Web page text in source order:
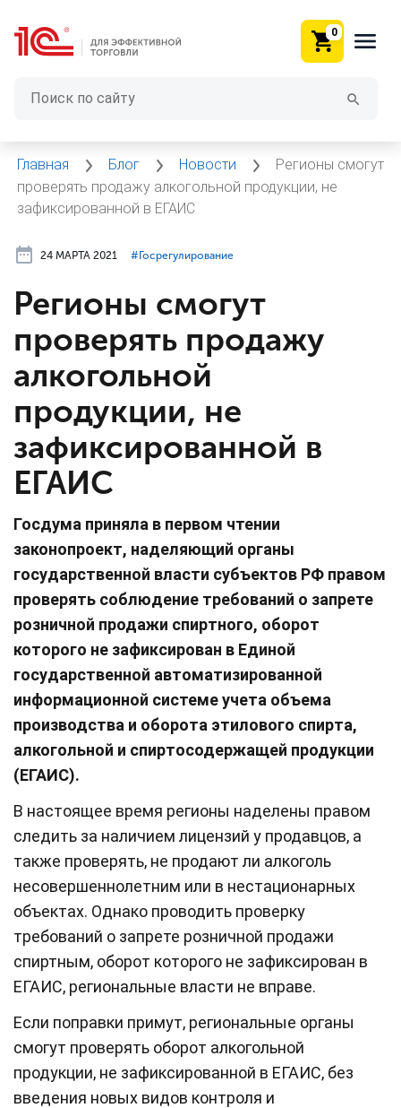
0
Главная Блог Новости
Регионы смогут
проверять продажу алкогольной продукции, не
зафиксированной в ЕГАИС
24 МАРТА 2021 #⁣Госрегулирование
Регионы смогут
проверять продажу
алкогольной
продукции, не
зафиксированной в
ЕГАИС
Госдума приняла в первом чтении
законопроект, наделяющий органы
государственной власти субъектов РФ правом
проверять соблюдение требований о запрете
розничной продажи спиртного, оборот
которого не зафиксирован в Единой
государственной автоматизированной
информационной системе учета объема
производства и оборота этилового спирта,
алкогольной и спиртосодержащей продукции
(ЕГАИС).
В настоящее время регионы наделены правом
следить за наличием лицензий у продавцов, а
также проверять, не продают ли алкоголь
несовершеннолетним или в нестационарных
объектах. Однако проводить проверку
требований о запрете розничной продажи
спиртным, оборот которого не зафиксирован в
ЕГАИС, региональные власти не вправе.
Если поправки примут, региональные органы
смогут проверять оборот алкогольной
продукции, не зафиксированной в ЕГАИС, без
введения новых видов контроля и